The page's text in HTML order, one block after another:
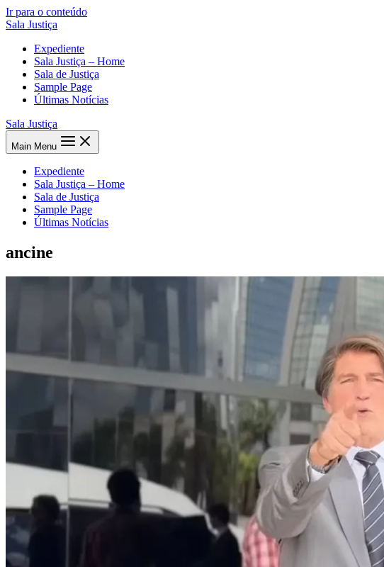
Ir para o conteúdo
Sala Justiça
Expediente
Sala Justiça – Home
Sala de Justiça
Sample Page
Últimas Notícias
Sala Justiça
Main Menu
Expediente
Sala Justiça – Home
Sala de Justiça
Sample Page
Últimas Notícias
ancine